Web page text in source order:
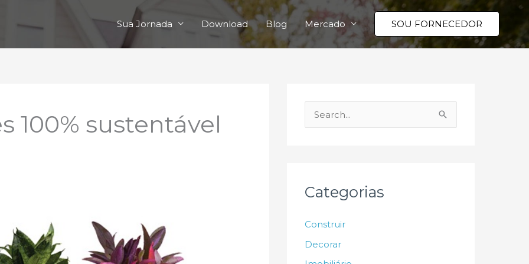
Sua Jornada Download Blog Mercado SOU FORNECEDOR
100% sustentável
e
i
r
Categorias
Construir
Decorar